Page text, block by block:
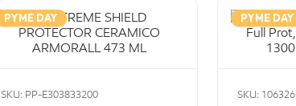
PYME DAY
SKU: PP-E303833200
PYME DAY
SKU: 106326